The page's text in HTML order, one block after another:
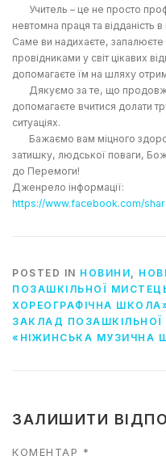
Учитель – це не просто
невтомна праця та відданість
Саме ви надихаєте, запалюєте
провідниками у світ цікавих
допомагаєте їм на шляху
Дякуємо за те, що
допомагаєте вчитися долати
ситуаціях.
Бажаємо вам міцного
затишку, людської поваги,
до Перемоги!
Дженрело інформації:
https://www.facebook.com/
POSTED IN НОВИНИ,
ПОЗАШКІЛЬНОЇ
ХОРЕОГРАФІЧНА
ЗАКЛАД ПОЗАШКІЛЬНОЇ
«НІЖИНСЬКА МУЗИЧНА
ЗАЛИШИТИ
КОМЕНТАР *